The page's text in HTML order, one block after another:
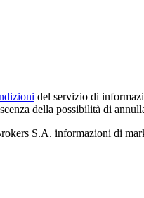
del servizio di
della possibilità di
S.A. informazioni di